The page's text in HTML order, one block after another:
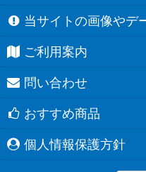
当サイトの画像やデ
ご利用案内
問い合わせ
おすすめ商品
個人情報保護方針